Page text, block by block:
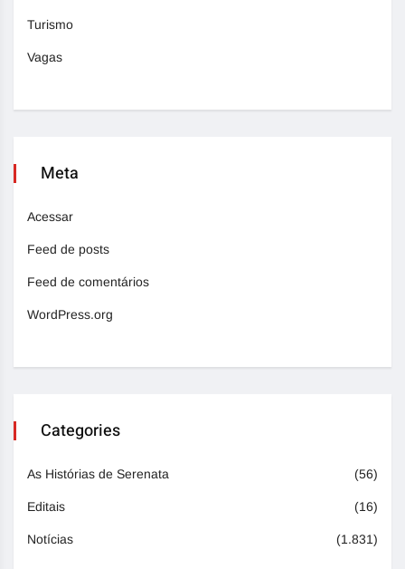
Turismo
Vagas
Meta
Acessar
Feed de posts
Feed de comentários
WordPress.org
Categories
As Histórias de Serenata (56)
Editais (16)
Notícias (1.831)